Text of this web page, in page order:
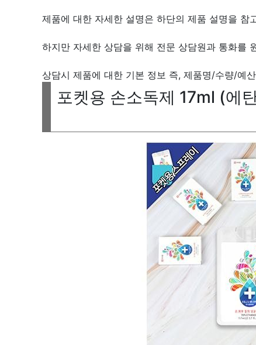
제품에 대한 자세한 설명은 하단의 제품 설명을 참
하지만 자세한 상담을 위해 전문 상담원과 통화를
상담시 제품에 대한 기본 정보 즉, 제품명/수량/예
포켓용 손소독제 17ml (에